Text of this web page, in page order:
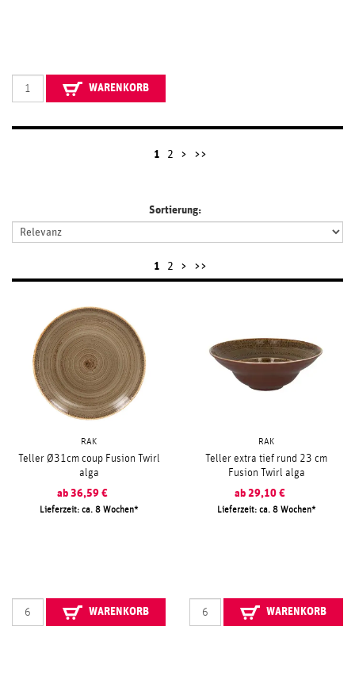
WARENKORB
1 2 > >>
Sortierung:
1 2 > >>
RAK
Teller Ø31cm coup Fusion Twirl
alga
ab 36,59 €
Lieferzeit: ca. 8 Wochen
WARENKORB
RAK
Teller extra tief rund 23 cm
Fusion Twirl alga
ab 29,10 €
Lieferzeit: ca. 8 Wochen
WARENKORB